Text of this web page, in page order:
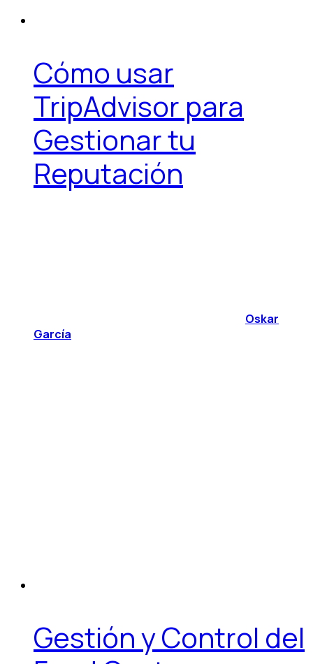
Cómo usar
TripAdvisor para
Gestionar tu
Reputación
Oskar
García
Gestión y Control del